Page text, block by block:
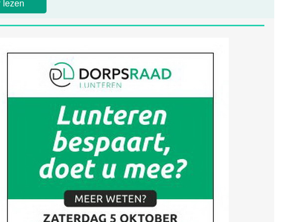
lezen